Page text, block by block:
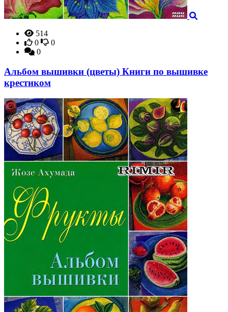
514
0
0
0
Альбом вышивки (цветы) Книги по вышивке
крестиком